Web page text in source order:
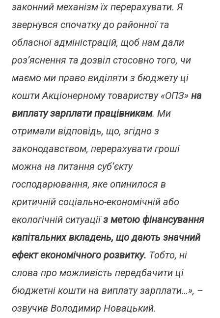
законний механізм їх перерахувати. Я
звернувся спочатку до районної та
обласної адміністрацій, щоб нам дали
роз’яснення та дозвіл стосовно того, чи
маємо ми право виділяти з бюджету ці
кошти Акціонерному товариству «ОПЗ» на
виплату зарплати працівникам. Ми
отримали відповідь, що, згідно з
законодавством, перерахувати гроші
можна на питання суб’єкту
господарювання, яке опинилося в
критичній соціально-економічній або
екологічній ситуаціїз метою фінансування
капітальних вкладень, що дають значний
ефект економічного розвитку. Тобто, ні
слова про можливість передбачити ці
бюджетні кошти на виплату зарплати…», –
озвучив Володимир Новацький.